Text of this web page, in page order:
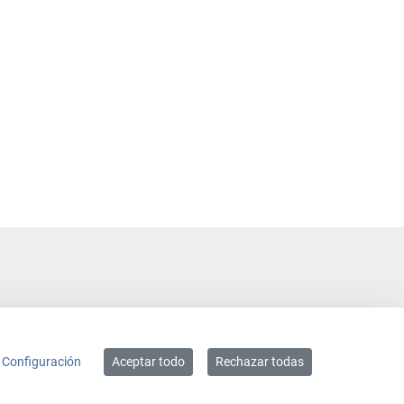
ACCESIBILIDAD MAPA WEB
Configuración Aceptar todo Rechazar todas